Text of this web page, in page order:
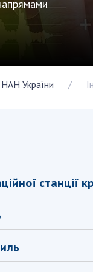
Наукові
національне
приладами
Оцінювання
Робота з
НАН України
станції